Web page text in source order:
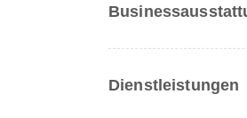
Dienstleistungen